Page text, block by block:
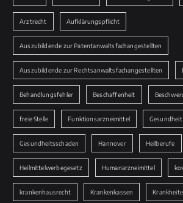
Arztrecht Aufklärungspflicht
Auszubildende zur Patentanwaltsfachangestellten
Auszubildende zur Rechtsanwaltsfachangestellten
Behandlungsfehler Beschaffenheit
freie Stelle Funktionsarzneimittel Gesundheit
Gesundheitsschaden Hannover Heilberufe
Heilmittelwerbegesetz Humanarzneimittel
krankenhausrecht Krankenkassen